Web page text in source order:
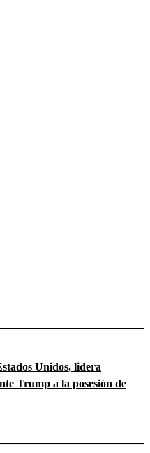
Unidos, lidera
Trump a la posesión de